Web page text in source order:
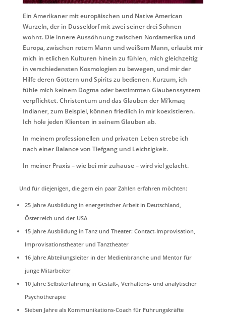
Ein Amerikaner mit europäischen und Native American
Wurzeln, der in Düsseldorf mit zwei seiner drei Söhnen
wohnt. Die innere Aussöhnung zwischen Nordamerika und
Europa, zwischen rotem Mann und weißem Mann, erlaubt mir
mich in etlichen Kulturen hinein zu fühlen, mich gleichzeitig
in verschiedensten Kosmologien zu bewegen, und mir der
Hilfe deren Göttern und Spirits zu bedienen. Kurzum, ich
fühle mich keinem Dogma oder bestimmten Glaubenssystem
verpflichtet.Christentum und das Glauben der Mi’kmaq
Indianer, zum Beispiel, können friedlich in mir koexistieren.
Ich hole jeden Klienten in seinem Glauben ab.
In meinem professionellen und privaten Leben strebe ich
nach einer Balance von Tiefgang und Leichtigkeit.
In meiner Praxis – wie bei mir zuhause – wird viel gelacht.
Und für diejenigen, die gern ein paar Zahlen erfahren möchten:
25 Jahre Ausbildung in energetischer Arbeit in Deutschland,
Österreich und der USA
15 Jahre Ausbildung in Tanz und Theater: Contact-Improvisation,
Improvisationstheater und Tanztheater
16 Jahre Abteilungsleiter in der Medienbranche und Mentor für
junge Mitarbeiter
10 Jahre Selbsterfahrung in Gestalt-, Verhaltens- und analytischer
Psychotherapie
Sieben Jahre als Kommunikations-Coach für Führungskräfte